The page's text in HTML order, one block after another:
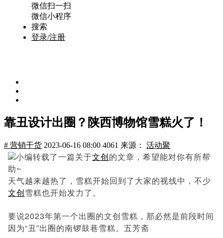
微信扫一扫
微信小程序
搜索
登录/注册
靠丑设计出圈？陕西博物馆雪糕火了！
# 营销干货 2023-06-16 08:00 4061 来源： 活动聚
小编转载了一篇关于文创的文章，希望能对你有所帮
助~
天气越来越热了，雪糕开始回到了大家的视线中，不少
文创雪糕也开始发力了。
要说2023年第一个出圈的文创雪糕，那必然是前段时间
因为“丑”出圈的南锣鼓巷雪糕。五芳斋